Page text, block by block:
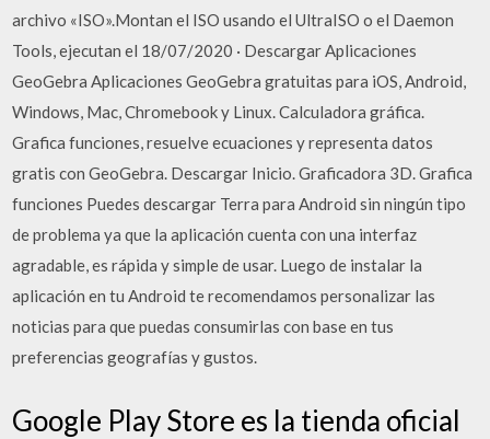
archivo «ISO».Montan el ISO usando el UltraISO o el Daemon
Tools, ejecutan el 18/07/2020 · Descargar Aplicaciones
GeoGebra Aplicaciones GeoGebra gratuitas para iOS, Android,
Windows, Mac, Chromebook y Linux. Calculadora gráfica.
Grafica funciones, resuelve ecuaciones y representa datos
gratis con GeoGebra. Descargar Inicio. Graficadora 3D. Grafica
funciones Puedes descargar Terra para Android sin ningún tipo
de problema ya que la aplicación cuenta con una interfaz
agradable, es rápida y simple de usar. Luego de instalar la
aplicación en tu Android te recomendamos personalizar las
noticias para que puedas consumirlas con base en tus
preferencias geografí­as y gustos.
Google Play Store es la tienda oficial